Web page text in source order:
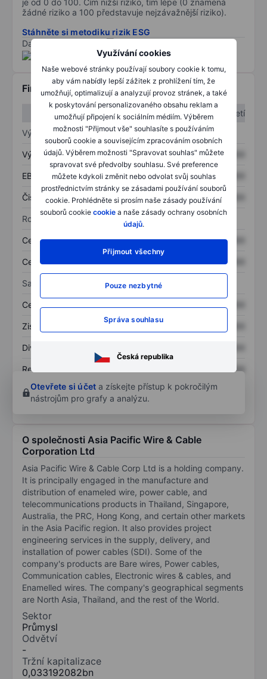
Využívání cookies
Naše webové stránky používají soubory cookie k tomu,
aby vám nabídly lepší zážitek z prohlížení tím, že
umožňují, optimalizují a analyzují provoz stránek, a také
k poskytování personalizovaného obsahu reklam a
umožňují připojení k sociálním médiím. Výběrem
možnosti "Přijmout vše" souhlasíte s používáním
souborů cookie a souvisejícím zpracováním osobních
údajů. Výběrem možnosti "Spravovat souhlas" můžete
spravovat své předvolby souhlasu. Své preference
můžete kdykoli změnit nebo odvolat svůj souhlas
prostřednictvím stránky se zásadami používání souborů
cookie. Prohlédněte si prosím naše zásady používání
souborů cookie cookie a naše zásady ochrany osobních
údajů.
Přijmout všechny
Pouze nezbytné
Správa souhlasu
Česká republika
žádné riziko a 100 představuje nejzávažnější riziko).
Stáhněte si metodiku rizik ESG
Data poskytnuta od
Finanční informace
1. čtvrtletí
2. čtvrtletí
Výkaz zisku a ztráty
Výnos XXXXXXX XXXXXXX
EBITDA XXXXXXX XXXXXXX
Čistý příjem XXXXXXX XXXXXXX
Rozvaha
Celková aktiva XXXXXXX XXXXXXX
Celkový dluh XXXXXXX
Sazby
Cena/tržby
Zisk na akcii XXXXXXX
Dividenda na akcii
Rentabilita kapitálu
XXXXXXX
Otevřete si účet a získejte přístup k pokročilým
nástrojům pro grafy a analýzu.
O společnosti Asia Pacific Wire & Cable
Corporation Ltd
Asia Pacific Wire & Cable Corp Ltd is a holding company.
It is principally engaged in the manufacture and
distribution of enameled wire, power cable, and
telecommunications products in Thailand, Singapore,
Australia, the PRC, Hong Kong, and certain other markets
in the Asia Pacific region. It also provides project
engineering services in the supply, delivery, and
installation of power cables (SDI). Some of the
company's products are Bare wires, Power cables,
Communication cables, Electronic wires & cables, and
Enamelled wires. The company's geographical segments
are North Asia, Thailand, and the rest of the World.
Sektor
Průmysl
Odvětví
-
Tržní kapitalizace
0,033192082bn